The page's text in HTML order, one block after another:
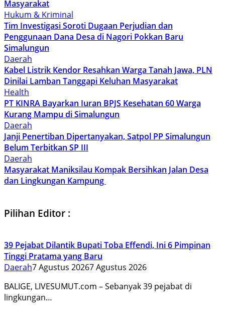
Masyarakat
Hukum & Kriminal
Tim Investigasi Soroti Dugaan Perjudian dan
Penggunaan Dana Desa di Nagori Pokkan Baru
Simalungun
Daerah
Kabel Listrik Kendor Resahkan Warga Tanah Jawa, PLN
Dinilai Lamban Tanggapi Keluhan Masyarakat
Health
PT KINRA Bayarkan Iuran BPJS Kesehatan 60 Warga
Kurang Mampu di Simalungun
Daerah
Janji Penertiban Dipertanyakan, Satpol PP Simalungun
Belum Terbitkan SP III
Daerah
Masyarakat Maniksilau Kompak Bersihkan Jalan Desa
dan Lingkungan Kampung
Pilihan Editor :
39 Pejabat Dilantik Bupati Toba Effendi, Ini 6 Pimpinan
Tinggi Pratama yang Baru
Daerah7 Agustus 20267 Agustus 2026
BALIGE, LIVESUMUT.com – Sebanyak 39 pejabat di
lingkungan…